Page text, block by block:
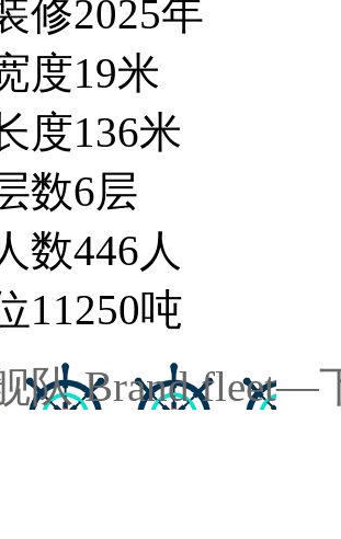
修2025年
度19米
度136米
数6层
数446人
11250吨
队Brand fleet—